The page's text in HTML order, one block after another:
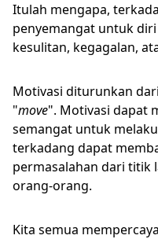
Itulah mengapa,
penyemangat untuk
kesulitan, kegagalan,
Motivasi diturunkan
"move". Motivasi dapat
semangat untuk
terkadang dapat
permasalahan dari titik
orang-orang.
Kita semua